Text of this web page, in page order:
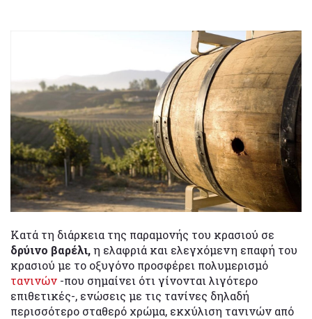
Κατά τη διάρκεια της παραμονής του κρασιού σε
δρύινο βαρέλι,η ελαφριά και ελεγχόμενη επαφή του
κρασιού με το οξυγόνο προσφέρει πολυμερισμό
τανινών -που σημαίνει ότι γίνονται λιγότερο
επιθετικές-, ενώσεις με τις τανίνες δηλαδή
περισσότερο σταθερό χρώμα, εκχύλιση τανινών από